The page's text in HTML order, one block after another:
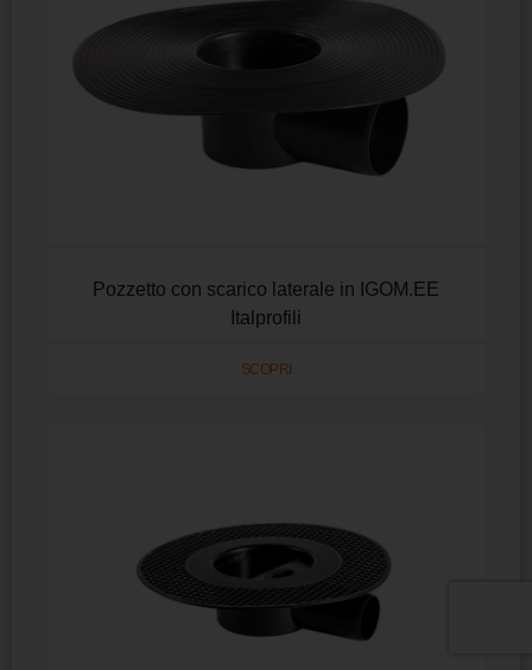
Pozzetto con scarico laterale in IGOM.EE
Italprofili
SCOPRI